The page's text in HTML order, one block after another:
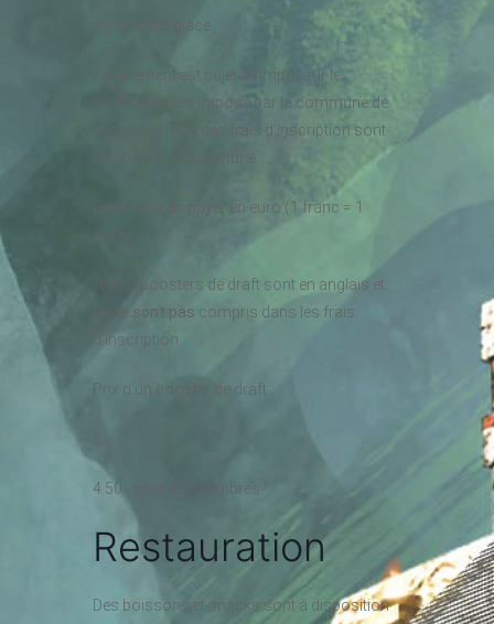
L’événement est sujet à l’impôt sur le
divertissement imposé par la commune de
Lausanne. 14% des frais d’inscription sont
Possibilité de payer en euro (1 franc = 1
euro)
*Les 3 boosters de draft sont en anglais et
ils ne sont pas compris dans les frais
d’inscription.
Prix d’un booster de draft :
4.50.- pour les membres
Restauration
Des boissons et snacks sont à disposition